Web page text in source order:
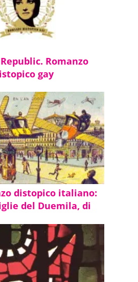
Romanzo
gay
distopico italiano:
del Duemila, di